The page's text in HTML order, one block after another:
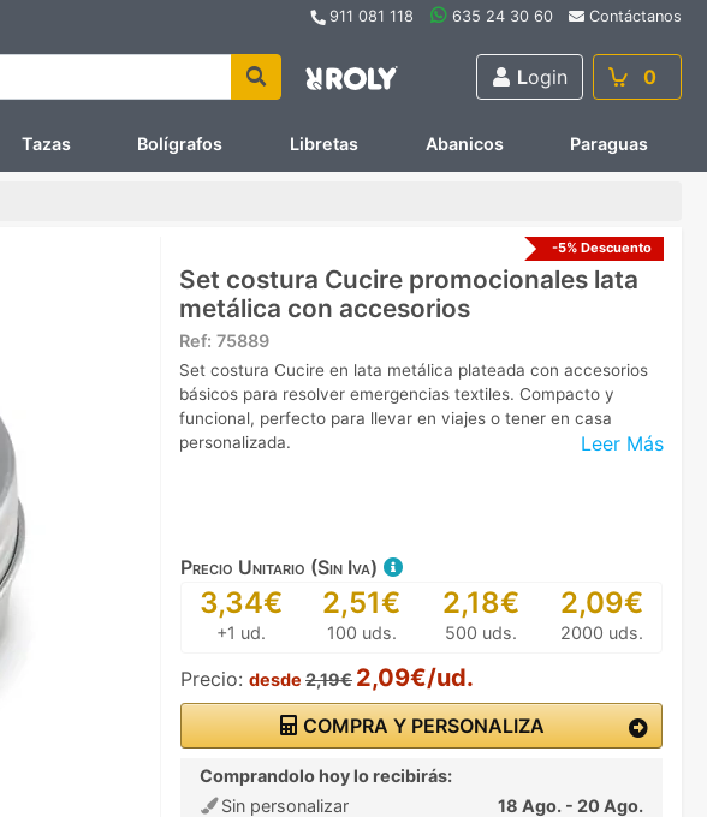
911 081 118 635 24 30 60 Contáctanos
Login 0
Tazas Bolígrafos Libretas Abanicos Paraguas
-5% Descuento
Set costura Cucire promocionales lata
metálica con accesorios
Ref: 75889
Leer Más
Set costura Cucire en lata metálica plateada con accesorios
básicos para resolver emergencias textiles. Compacto y
funcional, perfecto para llevar en viajes o tener en casa
personalizada.
Precio Unitario (Sin Iva)
3,34€
+1 ud.
2,51€
100 uds.
2,18€
500 uds.
2,09€
2000 uds.
Precio: desde 2,19€ 2,09€/ud.
COMPRA Y PERSONALIZA
Comprandolo hoy lo recibirás:
Sin personalizar
18 Ago. - 20 Ago.